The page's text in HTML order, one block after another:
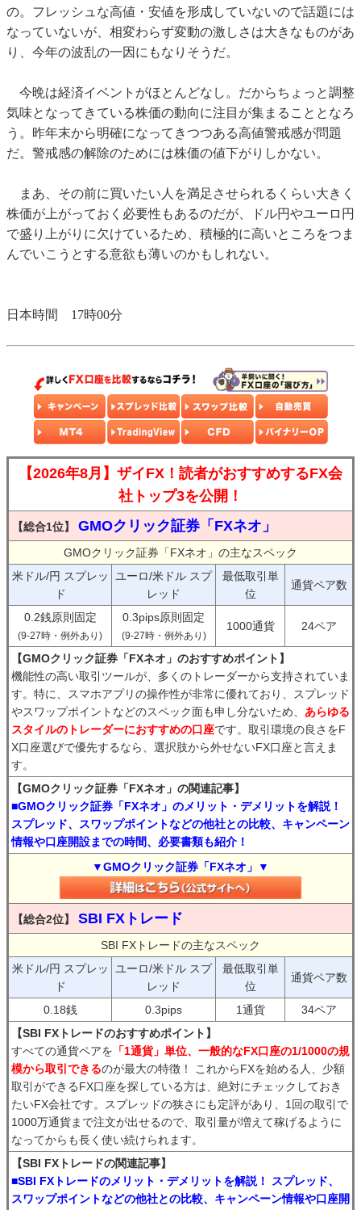
の。フレッシュな高値・安値を形成していないので話題には
なっていないが、相変わらず変動の激しさは大きなものがあ
り、今年の波乱の一因にもなりそうだ。
今晩は経済イベントがほとんどなし。だからちょっと調整
気味となってきている株価の動向に注目が集まることとなろ
う。昨年末から明確になってきつつある高値警戒感が問題
だ。警戒感の解除のためには株価の値下がりしかない。
まあ、その前に買いたい人を満足させられるくらい大きく
株価が上がっておく必要性もあるのだが、ドル円やユーロ円
で盛り上がりに欠けているため、積極的に高いところをつま
んでいこうとする意欲も薄いのかもしれない。
日本時間 17時00分
【2026年8月】ザイFX！読者がおすすめするFX会
社トップ3を公開！
【総合1位】 GMOクリック証券「FXネオ」
GMOクリック証券「FXネオ」の主なスペック
米ドル/円 スプレッ
ド
ユーロ/米ドル スプ
レッド
最低取引単
位
通貨ペア数
0.2銭原則固定
(9-27時・例外あり)
0.3pips原則固定
(9-27時・例外あり)
1000通貨 24ペア
【GMOクリック証券「FXネオ」のおすすめポイント】
機能性の高い取引ツールが、多くのトレーダーから支持されていま
す。特に、スマホアプリの操作性が非常に優れており、スプレッド
やスワップポイントなどのスペック面も申し分ないため、 あらゆる
スタイルのトレーダーにおすすめの口座です。取引環境の良さをF
X口座選びで優先するなら、選択肢から外せないFX口座と言えま
す。
【GMOクリック証券「FXネオ」の関連記事】
■GMOクリック証券「FXネオ」のメリット・デメリットを解説！
スプレッド、スワップポイントなどの他社との比較、キャンペーン
情報や口座開設までの時間、必要書類も紹介！
▼GMOクリック証券「FXネオ」▼
【総合2位】 SBI FXトレード
SBI FXトレードの主なスペック
米ドル/円 スプレッ
ド
ユーロ/米ドル スプ
レッド
最低取引単
位
通貨ペア数
0.18銭 0.3pips 1通貨
34ペア
【SBI FXトレードのおすすめポイント】
すべての通貨ペアを 「1通貨」単位、一般的なFX口座の1/1000の規
模から取引できるのが最大の特徴！ これからFXを始める人、少額
取引ができるFX口座を探している方は、絶対にチェックしておき
たいFX会社です。スプレッドの狭さにも定評があり、1回の取引で
1000万通貨まで注文が出せるので、取引量が増えて稼げるように
なってからも長く使い続けられます。
【SBI FXトレードの関連記事】
■SBI FXトレードのメリット・デメリットを解説！ スプレッド、
スワップポイントなどの他社との比較、キャンペーン情報や口座開